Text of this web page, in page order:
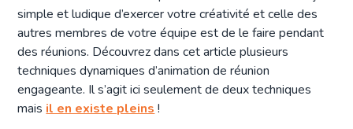
simple et ludique d’exercer votre créativité et celle des
autres membres de votre équipe est de le faire pendant
des réunions. Découvrez dans cet article plusieurs
techniques dynamiques d’animation de réunion
engageante. Il s’agit ici seulement de deux techniques
mais il en existe pleins !